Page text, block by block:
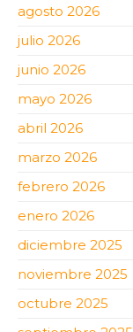
agosto 2026
julio 2026
junio 2026
mayo 2026
abril 2026
marzo 2026
febrero 2026
enero 2026
diciembre 2025
noviembre 2025
octubre 2025